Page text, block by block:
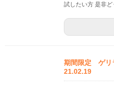
試したい方 是非ど
期間限定 ゲ
21.02.19